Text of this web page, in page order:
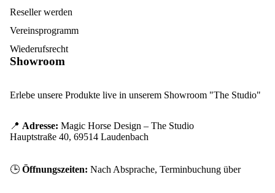
Reseller werden
Vereinsprogramm
Wiederufsrecht
Showroom
Erlebe unsere Produkte live in unserem Showroom "The Studio"
📍 Adresse: Magic Horse Design – The Studio
Hauptstraße 40, 69514 Laudenbach
🕒 Öffnungszeiten: Nach Absprache, Terminbuchung über